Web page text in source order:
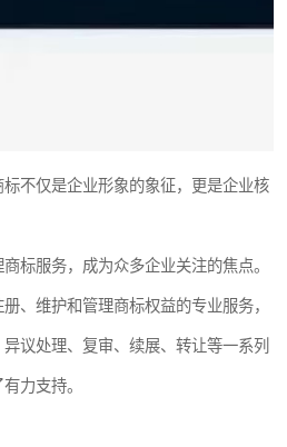
不仅是企业形象的象征，更是企业核
标服务，成为众多企业关注的焦点。
、维护和管理商标权益的专业服务，
议处理、复审、续展、转让等一系列
力支持。